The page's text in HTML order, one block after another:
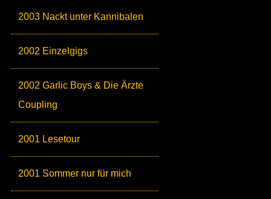
2003 Nackt unter Kannibalen
2002 Einzelgigs
2002 Garlic Boys & Die Ärzte
Coupling
2001 Lesetour
2001 Sommer nur für mich